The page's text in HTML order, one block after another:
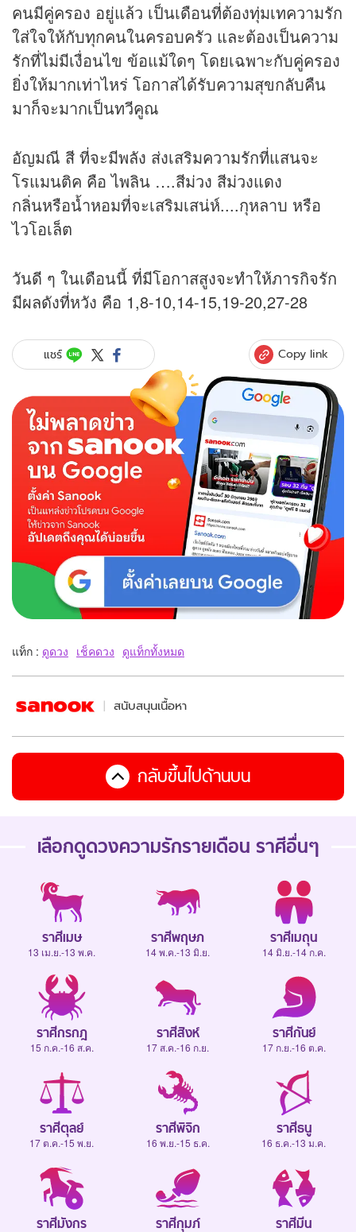
คนมีคู่ครอง อยู่แล้ว เป็นเดือนที่ต้องทุ่มเทความรัก
ใส่ใจให้กับทุกคนในครอบครัว และต้องเป็นความ
รักที่ไม่มีเงื่อนไข ข้อแม้ใดๆ โดยเฉพาะกับคู่ครอง
ยิ่งให้มากเท่าไหร่ โอกาสได้รับความสุขกลับคืน
มาก็จะมากเป็นทวีคูณ
อัญมณี สี ที่จะมีพลัง ส่งเสริมความรักที่แสนจะ
โรแมนติค คือ ไพลิน ….สีม่วง สีม่วงแดง
กลิ่นหรือน้ำหอมที่จะเสริมเสน่ห์....กุหลาบ หรือ
ไวโอเล็ต
วันดี ๆ ในเดือนนี้ ที่มีโอกาสสูงจะทำให้ภารกิจรัก
มีผลดังที่หวัง คือ 1,8-10,14-15,19-20,27-28
แชร์ Copy link
แท็ก : ดูดวง เช็คดวง ดูแท็กทั้งหมด
สนับสนุนเนื้อหา
กลับขึ้นไปด้านบน
เลือกดูดวงความรักรายเดือน ราศีอื่นๆ
ราศีเมษ
13 เม.ย.-13 พ.ค.
ราศีพฤษภ
14 พ.ค.-13 มิ.ย.
ราศีเมถุน
14 มิ.ย.-14 ก.ค.
ราศีกรกฎ
15 ก.ค.-16 ส.ค.
ราศีสิงห์
17 ส.ค.-16 ก.ย.
ราศีกันย์
17 ก.ย.-16 ต.ค.
ราศีตุลย์
17 ต.ค.-15 พ.ย.
ราศีพิจิก
16 พ.ย.-15 ธ.ค.
ราศีธนู
16 ธ.ค.-13 ม.ค.
ราศีมังกร ราศีกุมภ์ ราศีมีน